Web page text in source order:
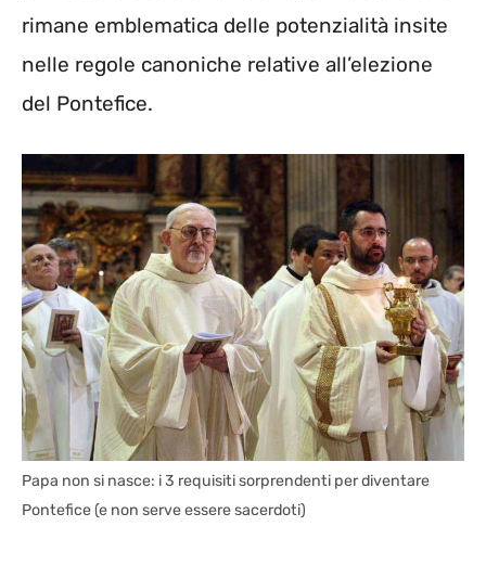
rimane emblematica delle potenzialità insite
nelle regole canoniche relative all’elezione
del Pontefice.
Papa non si nasce: i 3 requisiti sorprendenti per diventare
Pontefice (e non serve essere sacerdoti)